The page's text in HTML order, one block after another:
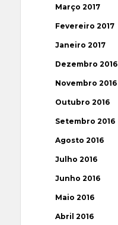
Março 2017
Fevereiro 2017
Janeiro 2017
Dezembro 2016
Novembro 2016
Outubro 2016
Setembro 2016
Agosto 2016
Julho 2016
Junho 2016
Maio 2016
Abril 2016